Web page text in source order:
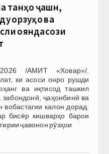
танҳо ҷашн,
орзуҳо ва
ояндасози
/АМИТ «Ховар»/.
ки асоси онро рушди
ва иқтисод ташкил
ҷаҳонбинӣ ва
калон дорад.
бисёр кишварҳо барои
ҷавонон рӯзҳои